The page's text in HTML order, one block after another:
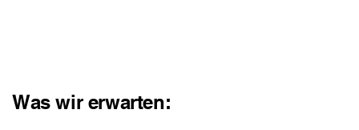
Was wir erwarten: